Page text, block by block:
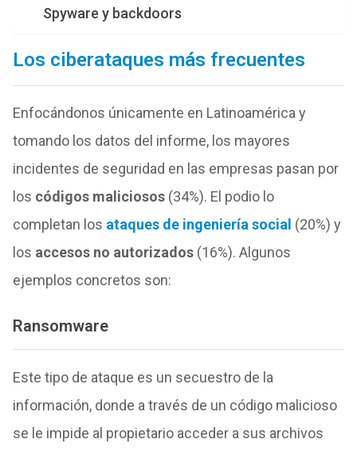
Spyware y backdoors
Los ciberataques más frecuentes
Enfocándonos únicamente en Latinoamérica y
tomando los datos del informe, los mayores
incidentes de seguridad en las empresas pasan por
los códigos maliciosos (34%). El podio lo
completan los ataques de ingeniería social (20%) y
los accesos no autorizados(16%). Algunos
ejemplos concretos son:
Ransomware
Este tipo de ataque es un secuestro de la
información, donde a través de un código malicioso
se le impide al propietario acceder a sus archivos